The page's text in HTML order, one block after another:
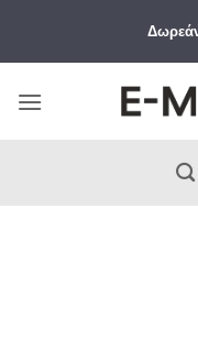
περιεχόμενο